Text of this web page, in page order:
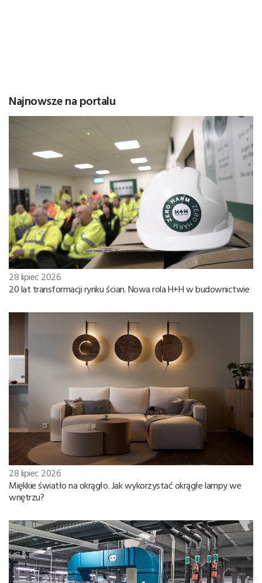
Najnowsze na portalu
28 lipiec 2026
20 lat transformacji rynku ścian. Nowa rola H+H w budownictwie
28 lipiec 2026
Miękkie światło na okrągło. Jak wykorzystać okrągłe lampy we
wnętrzu?